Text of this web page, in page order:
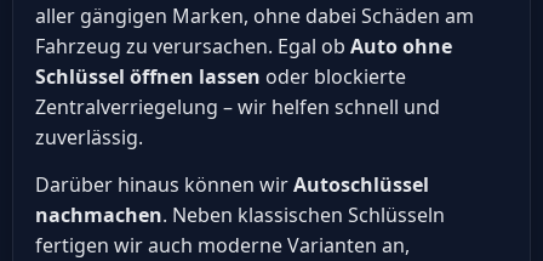
aller gängigen Marken, ohne dabei Schäden am
Fahrzeug zu verursachen. Egal ob Auto ohne
Schlüssel öffnen lassen oder blockierte
Zentralverriegelung – wir helfen schnell und
zuverlässig.
Darüber hinaus können wirAutoschlüssel
nachmachen. Neben klassischen Schlüsseln
fertigen wir auch moderne Varianten an,